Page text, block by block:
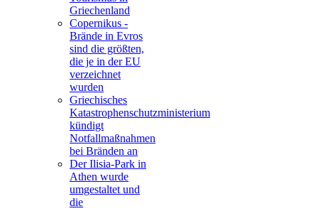
Griechenland
Copernikus -
Brände in Evros
sind die größten,
die je in der EU
verzeichnet
wurden
Griechisches
Katastrophenschutzministerium
kündigt
Notfallmaßnahmen
bei Bränden an
Der Ilisia-Park in
Athen wurde
umgestaltet und
die